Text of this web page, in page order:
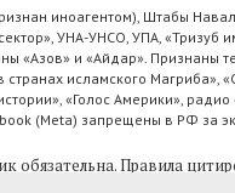
иноагентом), Штабы
УНА-УНСО, УПА, «Тризуб
«Азов» и «Айдар».
исламского Магриба»,
«Голос Америки»,
(Metа) запрещены в РФ за
обязательна.Правила